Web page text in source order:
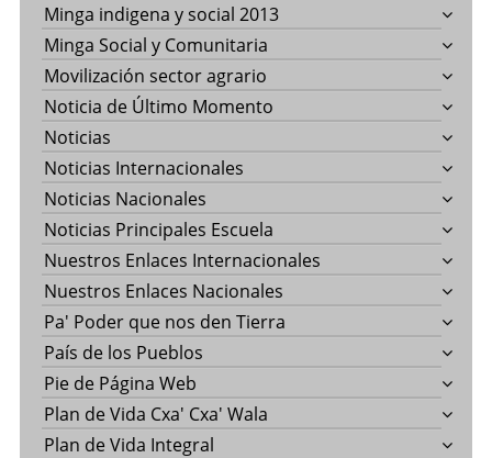
Minga indigena y social 2013
Minga Social y Comunitaria
Movilización sector agrario
Noticia de Último Momento
Noticias
Noticias Internacionales
Noticias Nacionales
Noticias Principales Escuela
Nuestros Enlaces Internacionales
Nuestros Enlaces Nacionales
Pa' Poder que nos den Tierra
País de los Pueblos
Pie de Página Web
Plan de Vida Cxa' Cxa' Wala
Plan de Vida Integral